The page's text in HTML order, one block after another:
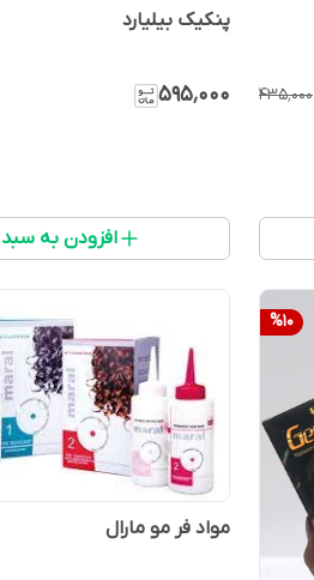
۴۳۵٬۰۰۰
پنکیک بیلیارد
۵۹۵٬۰۰۰
افزودن به سبد
%10
مواد فر مو مارال